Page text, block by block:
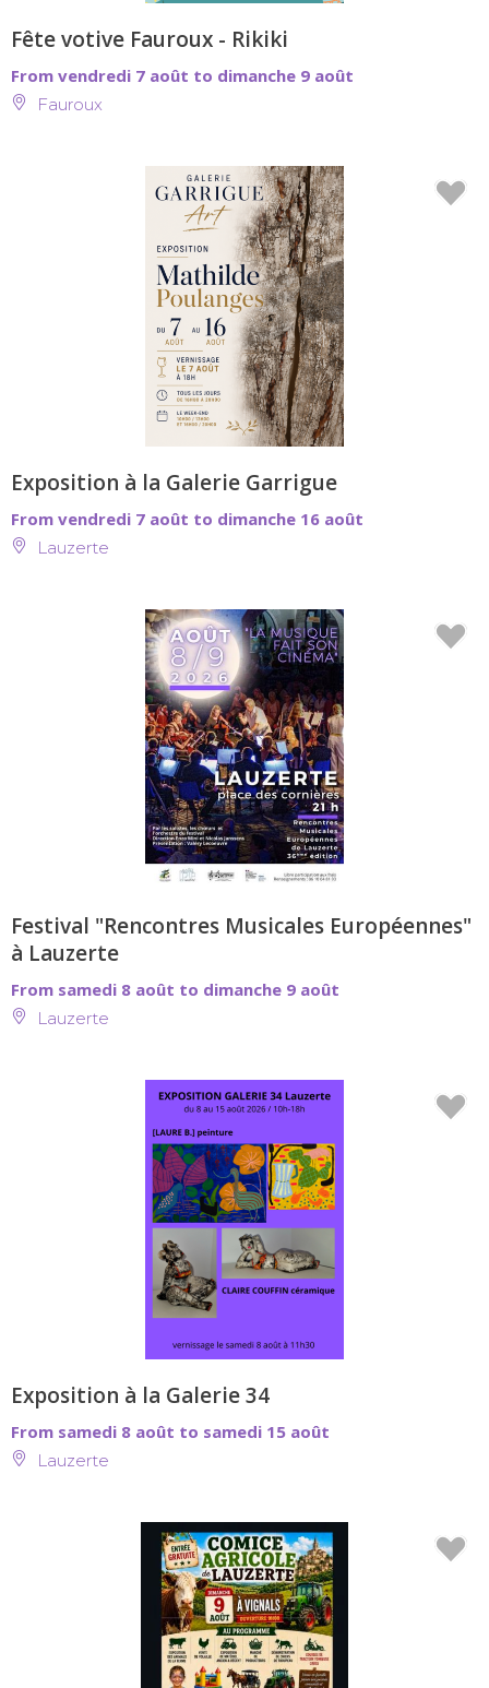
Fête votive Fauroux - Rikiki
From vendredi 7 août to dimanche 9 août
Fauroux
Exposition à la Galerie Garrigue
From vendredi 7 août to dimanche 16 août
Lauzerte
Festival "Rencontres Musicales Européennes"
à Lauzerte
From samedi 8 août to dimanche 9 août
Lauzerte
Exposition à la Galerie 34
From samedi 8 août to samedi 15 août
Lauzerte